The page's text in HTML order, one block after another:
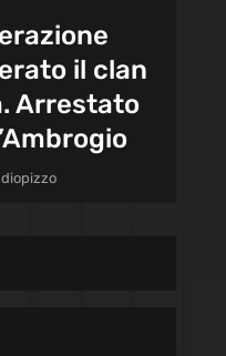
il clan
Arrestato